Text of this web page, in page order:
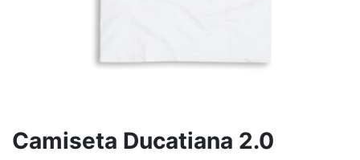
Camiseta Ducatiana 2.0